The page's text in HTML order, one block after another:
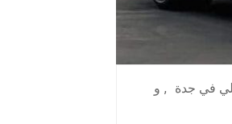
في جدة , و